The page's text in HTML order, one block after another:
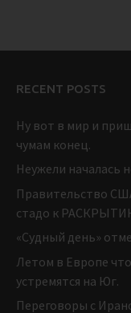
RECENT POSTS
Ну вот в мир и
чумам конец.
Неужели началась
Правительство
стадо к
«Судный день»
Летом в Европе
устремятся на Юг.
Переговоры с